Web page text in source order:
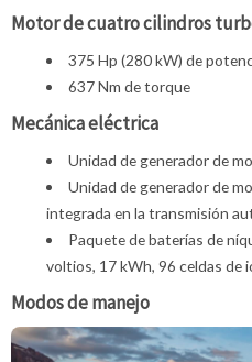
Motor de cuatro cilindros
375 Hp (280 kW) de
637 Nm de torque
Mecánica eléctrica
Unidad de generador de
Unidad de generador de
integrada en la transmisión
Paquete de baterías de
voltios, 17 kWh, 96 celdas de
Modos de manejo